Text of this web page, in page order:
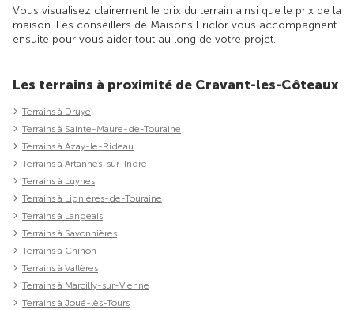
Vous visualisez clairement le prix du terrain ainsi que le prix de la
maison. Les conseillers de Maisons Ericlor vous accompagnent
ensuite pour vous aider tout au long de votre projet.
Les terrains à proximité de Cravant-les-Côteaux
Terrains à Druye
Terrains à Sainte-Maure-de-Touraine
Terrains à Azay-le-Rideau
Terrains à Artannes-sur-Indre
Terrains à Luynes
Terrains à Lignières-de-Touraine
Terrains à Langeais
Terrains à Savonnières
Terrains à Chinon
Terrains à Vallères
Terrains à Marcilly-sur-Vienne
Terrains à Joué-lès-Tours